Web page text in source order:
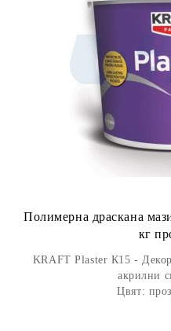
Полимерна драскана
кг
KRAFT Plaster К15 -
акрилни
Цвят: